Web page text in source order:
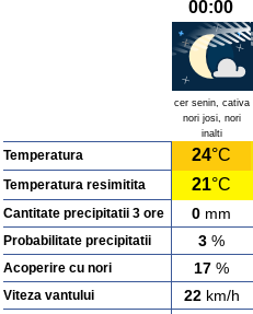
00:00
cer senin, cativa
nori josi, nori
inalti
Temperatura 24°C
Temperatura resimitita 21°C
Cantitate precipitatii 3 ore 0 mm
Probabilitate precipitatii 3 %
Acoperire cu nori 17 %
Viteza vantului 22km/h